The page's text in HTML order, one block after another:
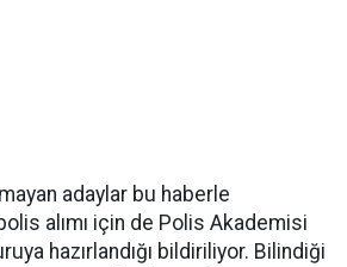
adaylar bu haberle
alımı için de Polis Akademisi
hazırlandığı bildiriliyor. Bilindiği